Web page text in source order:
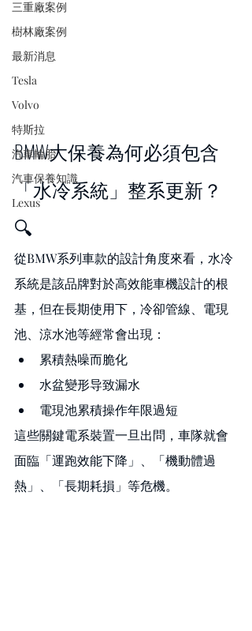
三重廠案例
樹林廠案例
最新消息
Tesla
Volvo
特斯拉
汽車輪胎
汽車保養知識
Lexus
BMW大保養為何必須包含
「水冷系統」整系更新？
🔍
從BMW系列車款的設計角度來看，水冷
系統是該品牌對於高效能車機設計的根
基，但在長期使用下，冷卻管線、電現
池、涼水池等經常會出現：
累積熱噪而脆化
水盆變形导致漏水
電現池累積操作年限過短
這些關鍵電系裝置一旦出問，車隊就會
面臨「運跑效能下降」、「機動體過
熱」、「長期耗損」等危機。